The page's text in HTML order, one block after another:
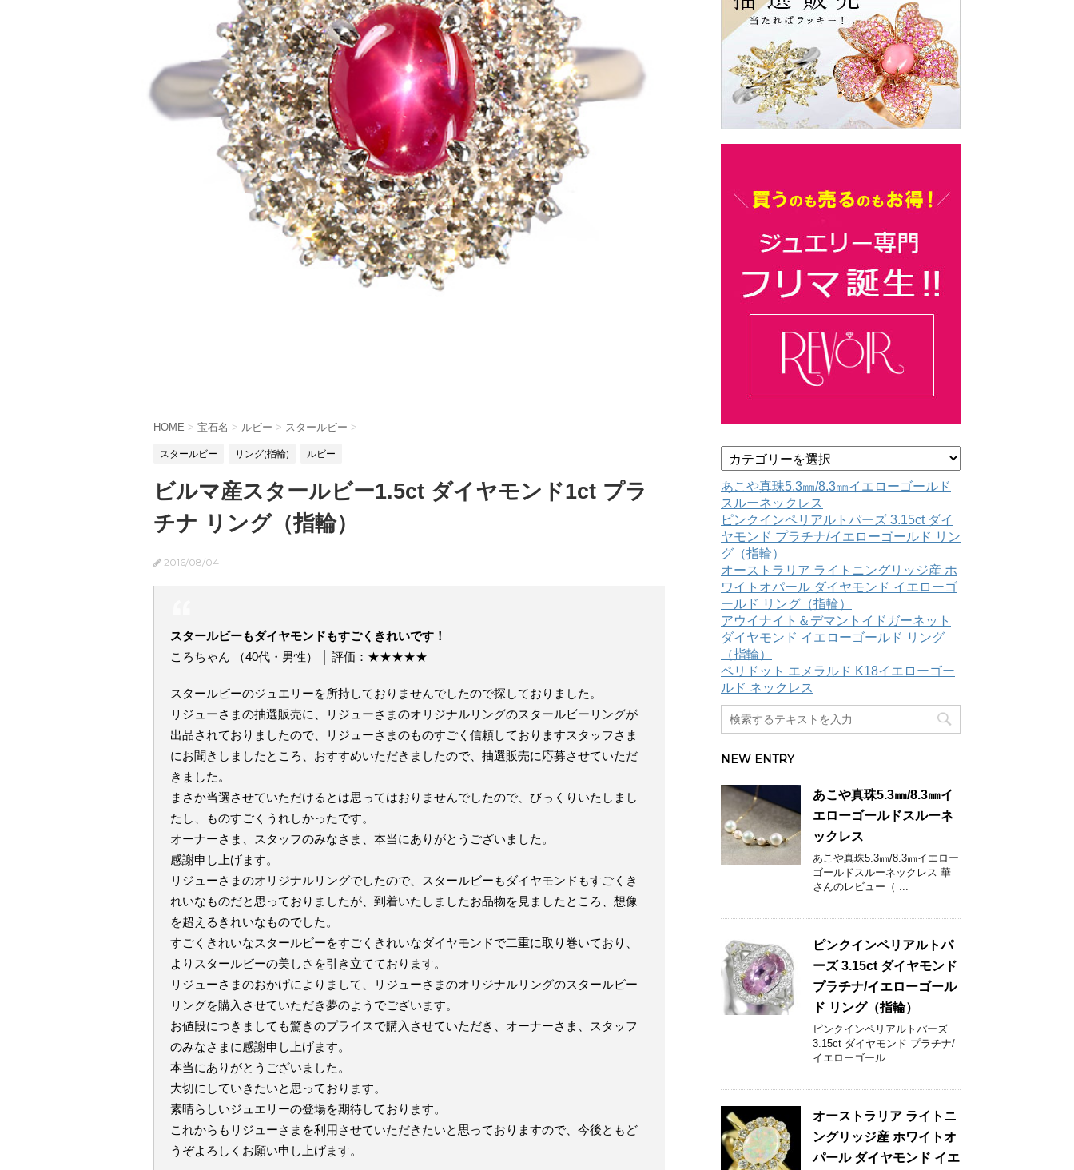
HOME > 宝石名 > ルビー > スタールビー >
スタールビー リング(指輪) ルビー
ビルマ産スタールビー1.5ct ダイヤモンド1ct プラ
チナ リング（指輪）
2016/08/04
スタールビーもダイヤモンドもすごくきれいです！
ころちゃん （40代・男性） │ 評価：★★★★★
スタールビーのジュエリーを所持しておりませんでしたので探しておりました。
リジューさまの抽選販売に、リジューさまのオリジナルリングのスタールビーリングが
出品されておりましたので、リジューさまのものすごく信頼しておりますスタッフさま
にお聞きしましたところ、おすすめいただきましたので、抽選販売に応募させていただ
きました。
まさか当選させていただけるとは思ってはおりませんでしたので、びっくりいたしまし
たし、ものすごくうれしかったです。
オーナーさま、スタッフのみなさま、本当にありがとうございました。
感謝申し上げます。
リジューさまのオリジナルリングでしたので、スタールビーもダイヤモンドもすごくき
れいなものだと思っておりましたが、到着いたしましたお品物を見ましたところ、想像
を超えるきれいなものでした。
すごくきれいなスタールビーをすごくきれいなダイヤモンドで二重に取り巻いており、
よりスタールビーの美しさを引き立てております。
リジューさまのおかげによりまして、リジューさまのオリジナルリングのスタールビー
リングを購入させていただき夢のようでございます。
お値段につきましても驚きのプライスで購入させていただき、オーナーさま、スタッフ
のみなさまに感謝申し上げます。
本当にありがとうございました。
大切にしていきたいと思っております。
素晴らしいジュエリーの登場を期待しております。
これからもリジューさまを利用させていただきたいと思っておりますので、今後ともど
うぞよろしくお願い申し上げます。
テ
ゴ
リ
ー
あこや真珠5.3㎜/8.3㎜イエローゴールド
スルーネックレス
ピンクインペリアルトパーズ 3.15ct ダイ
ヤモンド プラチナ/イエローゴールド リン
グ（指輪）
オーストラリア ライトニングリッジ産 ホ
ワイトオパール ダイヤモンド イエローゴ
ールド リング（指輪）
アウイナイト＆デマントイドガーネット
ダイヤモンド イエローゴールド リング
（指輪）
ペリドット エメラルド K18イエローゴー
ルド ネックレス
NEW ENTRY
あこや真珠5.3㎜/8.3㎜イ
エローゴールドスルーネ
ックレス
あこや真珠5.3㎜/8.3㎜イエロー
ゴールドスルーネックレス 華
さんのレビュー（ ...
ピンクインペリアルトパ
ーズ 3.15ct ダイヤモンド
プラチナ/イエローゴール
ド リング（指輪）
ピンクインペリアルトパーズ
3.15ct ダイヤモンド プラチナ/
イエローゴール ...
オーストラリア ライトニ
ングリッジ産 ホワイトオ
パール ダイヤモンド イエ